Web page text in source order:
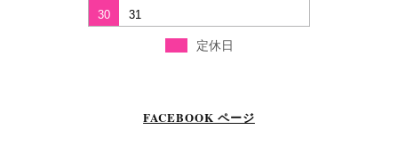
30
31
定休日
FACEBOOK ページ